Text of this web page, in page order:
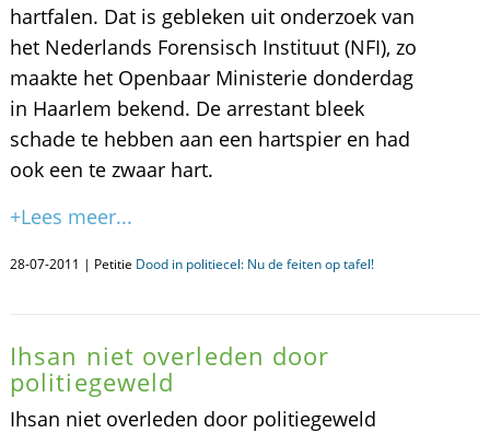
hartfalen. Dat is gebleken uit onderzoek van
het Nederlands Forensisch Instituut (NFI), zo
maakte het Openbaar Ministerie donderdag
in Haarlem bekend. De arrestant bleek
schade te hebben aan een hartspier en had
ook een te zwaar hart.
+Lees meer...
28-07-2011 | Petitie Dood in politiecel: Nu de feiten op tafel!
Ihsan niet overleden door
politiegeweld
Ihsan niet overleden door politiegeweld